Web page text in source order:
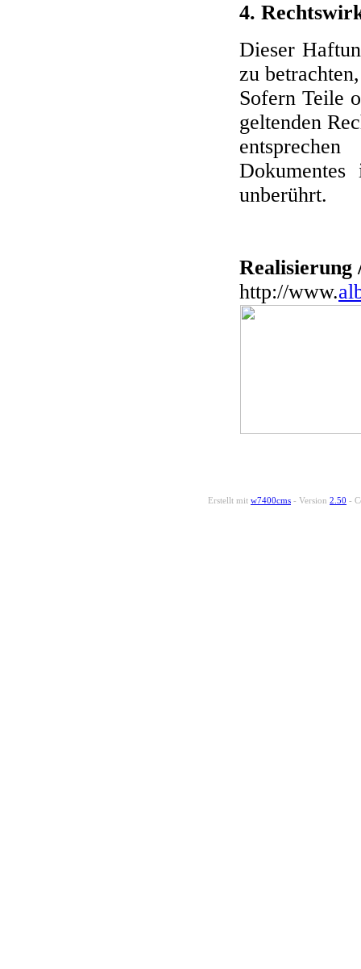
4.
Dieser
zu
Sofern Teile
geltenden
unberührt.
http://www.
Erstellt mit w7400cms - Version 2.50 -